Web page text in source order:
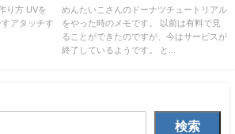
り方 UVを
アタッチす
めんたいこさんのドーナツチュートリアル
をやった時のメモです。 以前は有料で見
ることができたのですが、今はサービスが
終了しているようです。 と...
検索